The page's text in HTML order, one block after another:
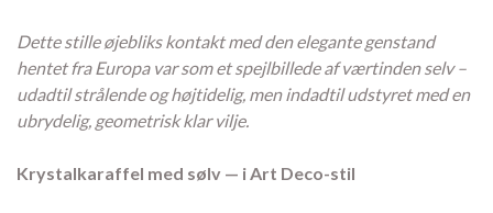
Dette stille øjebliks kontakt med den elegante genstand
hentet fra Europa var som et spejlbillede af værtinden selv –
udadtil strålende og højtidelig, men indadtil udstyret med en
ubrydelig, geometrisk klar vilje.
Krystalkaraffel med sølv — i Art Deco-stil